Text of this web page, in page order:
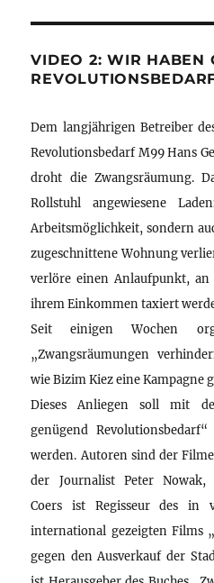
VIDEO 2: WIR HABEN
Dem langjährigen Betreiber
Revolutionsbedarf M99 Hans
droht die Zwangsräumung.
Rollstuhl angewiesene
Arbeitsmöglichkeit, sondern
zugeschnittene Wohnung
verlöre einen Anlaufpunkt,
ihrem Einkommen taxiert
Seit einigen Wochen
„Zwangsräumungen
wie Bizim Kiez eine Kampagne
Dieses Anliegen soll mit
genügend
werden. Autoren sind der
der Journalist Peter Nowak,
Coers ist Regisseur des in
international gezeigten Films
gegen den Ausverkauf der